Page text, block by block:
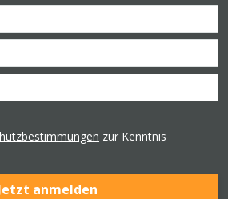
zur Kenntnis
anmelden